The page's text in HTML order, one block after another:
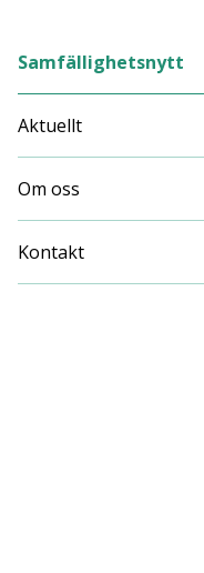
Samfällighetsnytt
Aktuellt
Om oss
Kontakt